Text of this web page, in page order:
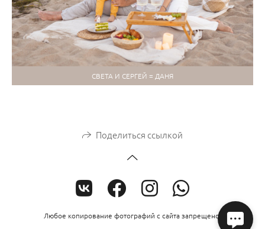
СВЕТА И СЕРГЕЙ = ДАНЯ
Поделиться ссылкой
Любое копирование фотографий с сайта запрещено.